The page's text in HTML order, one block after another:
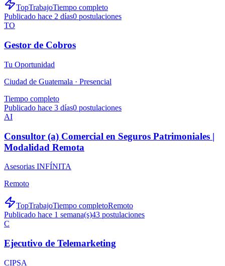
TopTrabajoTiempo completo
Publicado hace 2 días0 postulaciones
TO
Gestor de Cobros
Tu Oportunidad
Ciudad de Guatemala · Presencial
Tiempo completo
Publicado hace 3 días0 postulaciones
AI
Consultor (a) Comercial en Seguros Patrimoniales |
Modalidad Remota
Asesorias INFÍNITA
Remoto
TopTrabajoTiempo completoRemoto
Publicado hace 1 semana(s)43 postulaciones
C
Ejecutivo de Telemarketing
CIPSA